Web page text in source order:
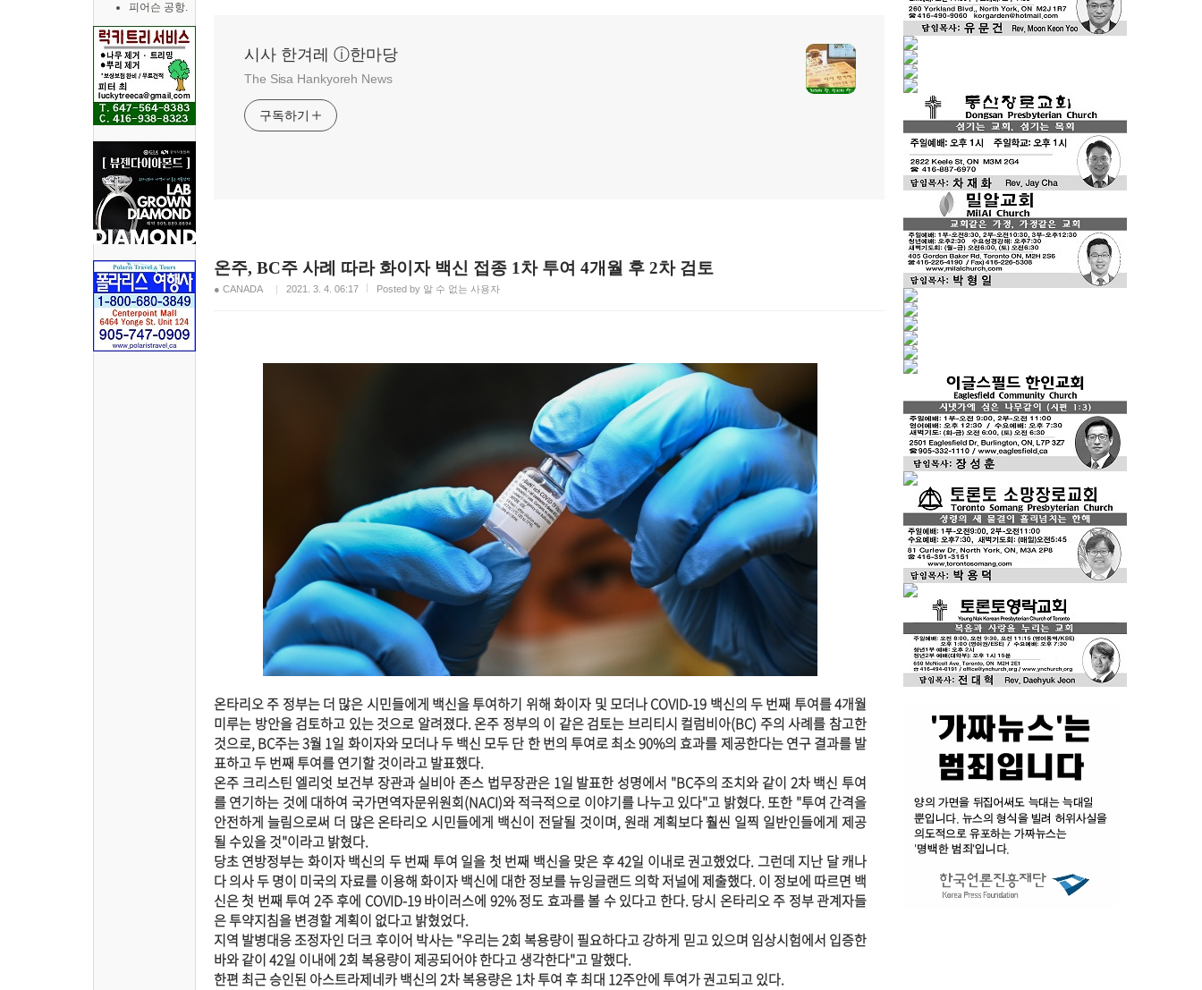
피어슨 공항.
시사 한겨레 ⓘ한마당
The Sisa Hankyoreh News
구독하기
온주, BC주 사례 따라 화이자 백신 접종 1차 투여 4개월 후 2차 검토
● CANADA 2021. 3. 4. 06:17 Posted by 알 수 없는 사용자
온타리오 주 정부는 더 많은 시민들에게 백신을 투여하기 위해 화이자 및 모더나 COVID-19 백신의 두 번째 투여를 4개월
미루는 방안을 검토하고 있는 것으로 알려졌다. 온주 정부의 이 같은 검토는 브리티시 컬럼비아(BC) 주의 사례를 참고한
것으로, BC주는 3월 1일 화이자와 모더나 두 백신 모두 단 한 번의 투여로 최소 90%의 효과를 제공한다는 연구 결과를 발
표하고 두 번째 투여를 연기할 것이라고 발표했다.
온주 크리스틴 엘리엇 보건부 장관과 실비아 존스 법무장관은 1일 발표한 성명에서 "BC주의 조치와 같이 2차 백신 투여
를 연기하는 것에 대하여 국가면역자문위원회(NACI)와 적극적으로 이야기를 나누고 있다"고 밝혔다. 또한 "투여 간격을
안전하게 늘림으로써 더 많은 온타리오 시민들에게 백신이 전달될 것이며, 원래 계획보다 훨씬 일찍 일반인들에게 제공
될 수있을 것"이라고 밝혔다.
당초 연방정부는 화이자 백신의 두 번째 투여 일을 첫 번째 백신을 맞은 후 42일 이내로 권고했었다. 그런데 지난 달 캐나
다 의사 두 명이 미국의 자료를 이용해 화이자 백신에 대한 정보를 뉴잉글랜드 의학 저널에 제출했다. 이 정보에 따르면 백
신은 첫 번째 투여 2주 후에 COVID-19 바이러스에 92% 정도 효과를 볼 수 있다고 한다. 당시 온타리오 주 정부 관계자들
은 투약지침을 변경할 계획이 없다고 밝혔었다.
지역 발병대응 조정자인 더크 후이어 박사는 "우리는 2회 복용량이 필요하다고 강하게 믿고 있으며 임상시험에서 입증한
바와 같이 42일 이내에 2회 복용량이 제공되어야 한다고 생각한다"고 말했다.
한편 최근 승인된 아스트라제네카 백신의 2차 복용량은 1차 투여 후 최대 12주안에 투여가 권고되고 있다.